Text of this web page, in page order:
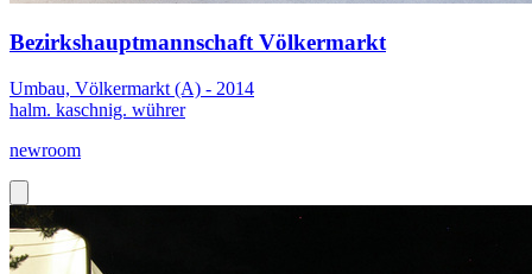
Bezirkshauptmannschaft Völkermarkt
Umbau, Völkermarkt (A) - 2014
halm. kaschnig. wührer
newroom